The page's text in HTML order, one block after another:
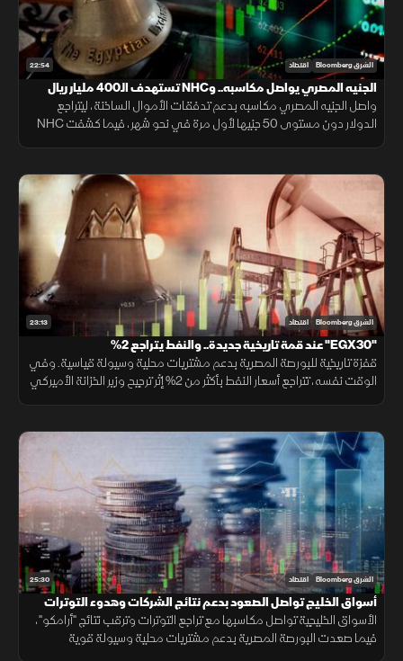
22:54 الشرق Bloomberg اقتصاد
الجنيه المصري يواصل مكاسبه.. وNHC تستهدف الـ400 مليار ريال
واصل الجنيه المصري مكاسبه بدعم تدفقات الأموال الساخنة، ليتراجع
الدولار دون مستوى 50 جنيها لأول مرة في نحو شهر، فيما كشفت NHC
23:13 الشرق Bloomberg اقتصاد
"EGX30" عند قمة تاريخية جديدة.. والنفط يتراجع 2%
قفزة تاريخية للبورصة المصرية بدعم مشتريات محلية وسيولة قياسية. وفي
الوقت نفسه، تتراجع أسعار النفط بأكثر من 2% إثر ترجيح وزير الخزانة الأميركي
25:30 الشرق Bloomberg اقتصاد
أسواق الخليج تواصل الصعود بدعم نتائج الشركات وهدوء التوترات
الأسواق الخليجية تواصل مكاسبها مع تراجع التوترات وترقب نتائج "أرامكو"،
فيما صعدت البورصة المصرية بدعم مشتريات محلية وسيولة قوية